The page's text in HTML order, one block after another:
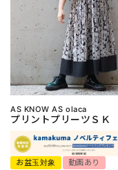
AS KNOW AS olaca
プリントプリーツＳＫ
お盆玉対象 動画あり